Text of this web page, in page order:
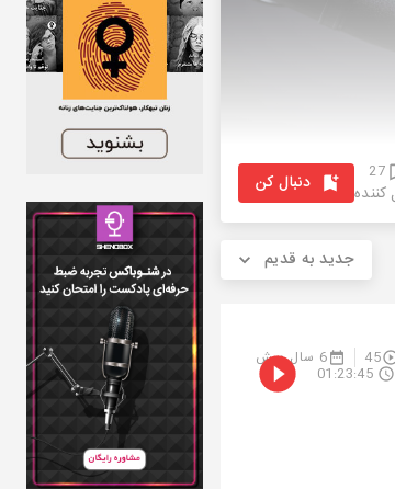
27
کننده دنبال کن
جدید به قدیم
45 6 سال پیش
01:23:45